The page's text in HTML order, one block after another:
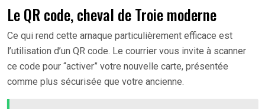
Le QR code, cheval de Troie moderne
Ce qui rend cette arnaque particulièrement efficace est
l’utilisation d’un QR code. Le courrier vous invite à scanner
ce code pour “activer” votre nouvelle carte, présentée
comme plus sécurisée que votre ancienne.